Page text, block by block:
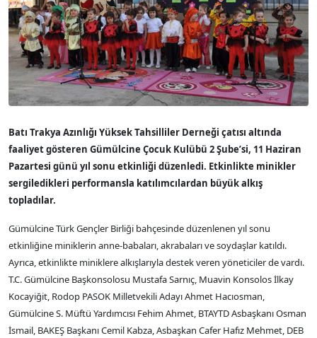
Batı Trakya Azınlığı Yüksek Tahsilliler Derneği çatısı altında
faaliyet gösteren Gümülcine Çocuk Kulübü 2 Şube’si, 11 Haziran
Pazartesi günü yıl sonu etkinliği düzenledi. Etkinlikte minikler
sergiledikleri performansla katılımcılardan büyük alkış
topladılar.
Gümülcine Türk Gençler Birliği bahçesinde düzenlenen yıl sonu
etkinliğine miniklerin anne-babaları, akrabaları ve soydaşlar katıldı.
Ayrıca, etkinlikte miniklere alkışlarıyla destek veren yöneticiler de vardı.
T.C. Gümülcine Başkonsolosu Mustafa Sarnıç, Muavin Konsolos İlkay
Kocayiğit, Rodop PASOK Milletvekili Adayı Ahmet Hacıosman,
Gümülcine S. Müftü Yardımcısı Fehim Ahmet, BTAYTD Asbaşkanı Osman
İsmail, BAKEŞ Başkanı Cemil Kabza, Asbaşkan Cafer Hafız Mehmet, DEB